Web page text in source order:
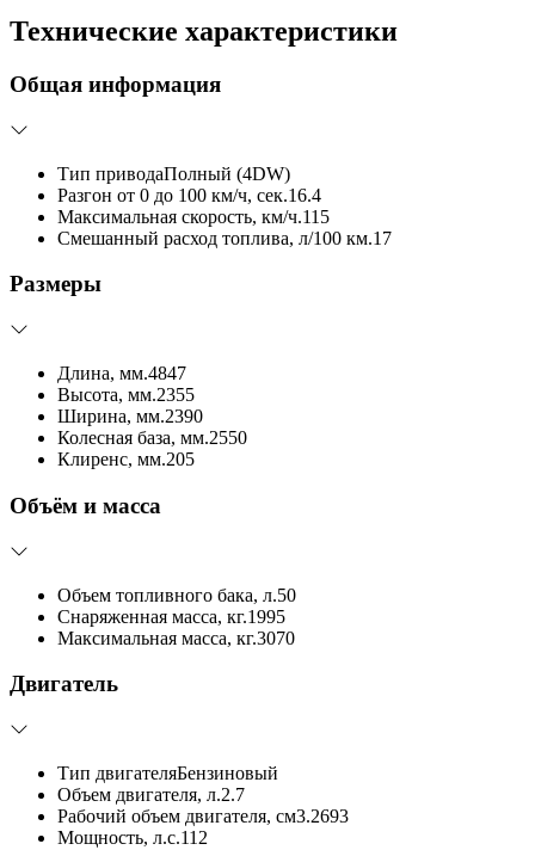
Технические характеристики
Общая информация
Тип приводаПолный (4DW)
Разгон от 0 до 100 км/ч, сек.16.4
Максимальная скорость, км/ч.115
Смешанный расход топлива, л/100 км.17
Размеры
Длина, мм.4847
Высота, мм.2355
Ширина, мм.2390
Колесная база, мм.2550
Клиренс, мм.205
Объём и масса
Объем топливного бака, л.50
Снаряженная масса, кг.1995
Максимальная масса, кг.3070
Двигатель
Тип двигателяБензиновый
Объем двигателя, л.2.7
Рабочий объем двигателя, см3.2693
Мощность, л.с.112